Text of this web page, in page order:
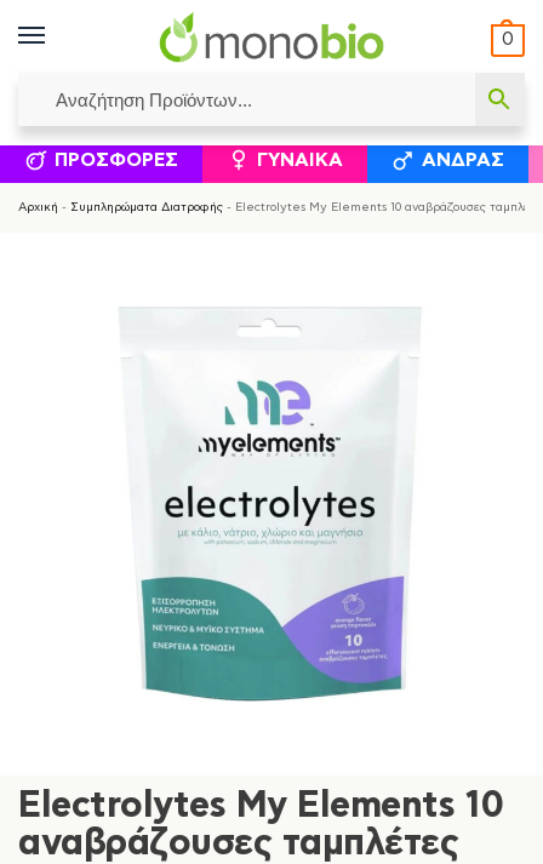
0
ΙΣΟΛΟΓΙΣΜΟΊ ΕΛΕΆΝΝΑ ΧΡΙΣΤΙΝΆΚΗ ΕΠΙΚΟΙΝΩΝΊΑ
ΣΥΜΠΛΗΡΏΜΑΤΑ ΔΙΑΤΡΟΦΉΣ ΦΥΣΙΚΆ
ΠΡΟΣΦΟΡΈΣ ΓΥΝΑΊΚΑ ΆΝΔΡΑΣ
Αρχική - Συμπληρώματα Διατροφής - Electrolytes My Elements 10 αναβράζουσες
Electrolytes My Elements 10
αναβράζουσες ταμπλέτες